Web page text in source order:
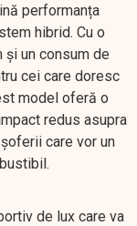
performanța
hibrid. Cu o
un consum de
cei care doresc
model oferă o
redus asupra
care vor un
de lux care va